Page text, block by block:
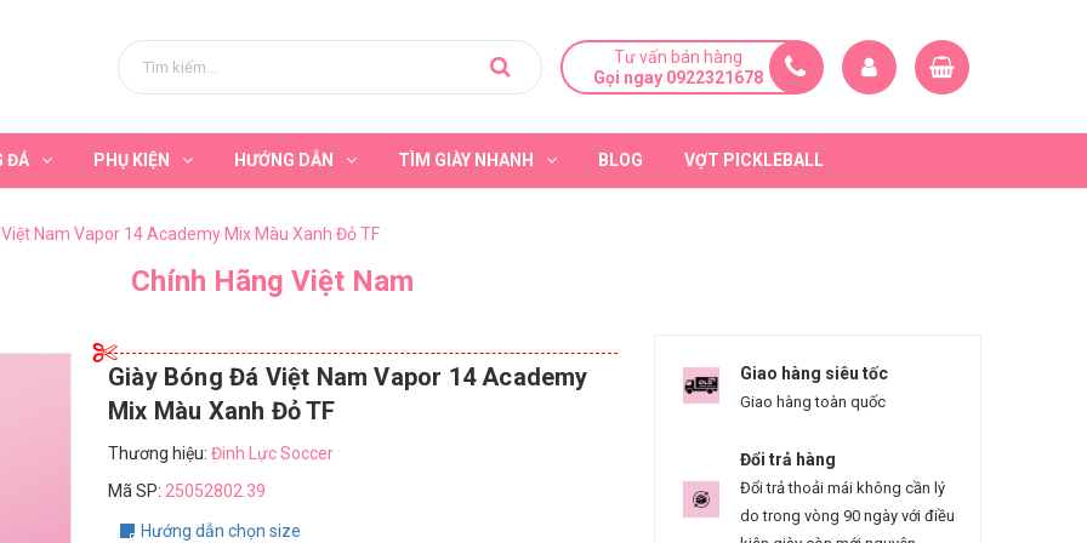
Tư vấn bán hàng
Gọi ngay 0922321678
ĐÁ PHỤ KIỆN HƯỚNG DẪN TÌM GIÀY NHANH BLOG VỢT PICKLEBALL
Nam Vapor 14 Academy Mix Màu Xanh Đỏ TF
Chính Hãng Việt Nam
Giày Bóng Đá Việt Nam Vapor 14 Academy
Mix Màu Xanh Đỏ TF
Thương hiệu: Đinh Lực Soccer
Mã SP: 25052802.39
Hướng dẫn chọn size
Giao hàng siêu tốc
Giao hàng toàn quốc
Đổi trả hàng
Đổi trả thoải mái không cần lý
do trong vòng 90 ngày với điều